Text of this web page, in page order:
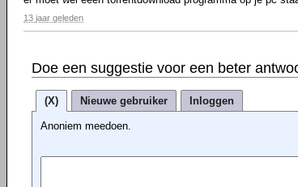
13 jaar geleden
Doe een suggestie voor een beter
(X) Nieuwe gebruiker Inloggen
Anoniem meedoen.